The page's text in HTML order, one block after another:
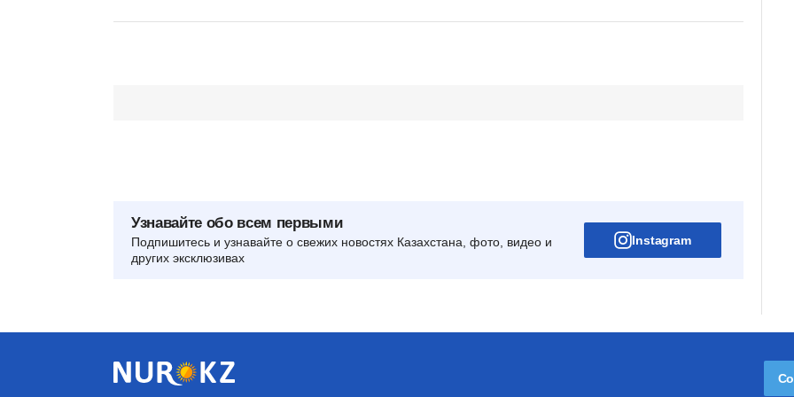
Узнавайте обо всем первыми
Подпишитесь и узнавайте о свежих новостях Казахстана, фото, видео и
других эксклюзивах
Instagram